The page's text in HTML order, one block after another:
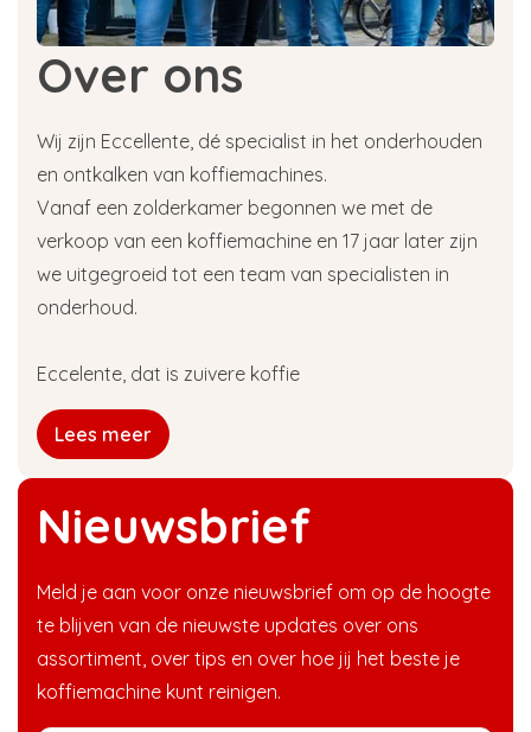
Nieuwsbrief
Meld je aan voor onze nieuwsbrief om op de hoogte
te blijven van de nieuwste updates over ons
assortiment, over tips en over hoe jij het beste je
koffiemachine kunt reinigen.
Over ons
Wij zijn Eccellente, dé specialist in het onderhouden
en ontkalken van koffiemachines.
Vanaf een zolderkamer begonnen we met de
verkoop van een koffiemachine en 17 jaar later zijn
we uitgegroeid tot een team van specialisten in
onderhoud.
Eccelente, dat is zuivere koffie
Lees meer